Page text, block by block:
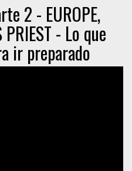
2 - EUROPE,
PRIEST - Lo que
ir preparado